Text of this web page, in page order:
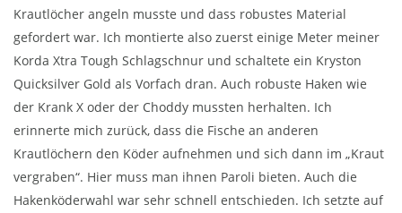
Krautlöcher angeln musste und dass robustes Material
gefordert war. Ich montierte also zuerst einige Meter meiner
Korda Xtra Tough Schlagschnur und schaltete ein Kryston
Quicksilver Gold als Vorfach dran. Auch robuste Haken wie
der Krank X oder der Choddy mussten herhalten. Ich
erinnerte mich zurück, dass die Fische an anderen
Krautlöchern den Köder aufnehmen und sich dann im „Kraut
vergraben“. Hier muss man ihnen Paroli bieten. Auch die
Hakenköderwahl war sehr schnell entschieden. Ich setzte auf